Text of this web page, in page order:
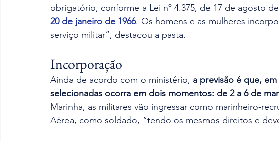
obrigatório, conforme a Lei nº 4.375, de 17 de agosto
20 de janeiro de 1966. Os homens e as mulheres
serviço militar”, destacou a pasta.
Incorporação
Ainda de acordo com o ministério, a previsão é que,
selecionadas ocorra em dois momentos: de 2 a 6 de
Marinha, as militares vão ingressar como marinheiro-
Aérea, como soldado, “tendo os mesmos direitos e